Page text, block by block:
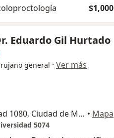
$1,000
Eduardo Gil Hurtado
general · Ver más
Avenida Universidad 1080, Ciudad de México • Mapa
5074